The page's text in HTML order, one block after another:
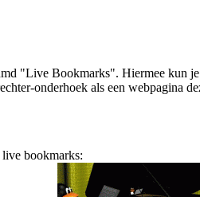
"Live Bookmarks". Hiermee kun
onderhoek als een webpagina
bookmarks: